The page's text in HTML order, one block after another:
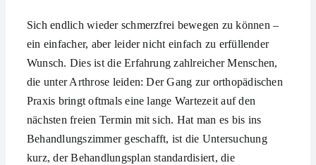
Sich endlich wieder schmerzfrei bewegen zu können –
ein einfacher, aber leider nicht einfach zu erfüllender
Wunsch. Dies ist die Erfahrung zahlreicher Menschen,
die unter Arthrose leiden: Der Gang zur orthopädischen
Praxis bringt oftmals eine lange Wartezeit auf den
nächsten freien Termin mit sich. Hat man es bis ins
Behandlungszimmer geschafft, ist die Untersuchung
kurz, der Behandlungsplan standardisiert, die